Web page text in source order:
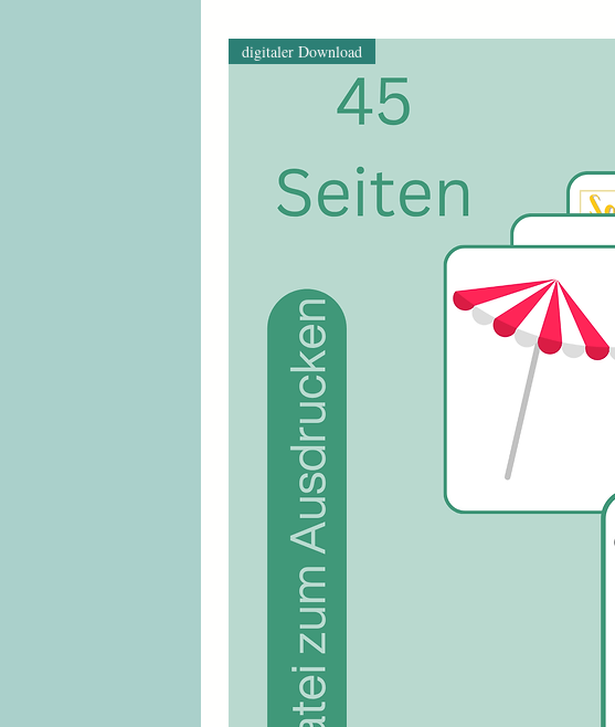
digitaler Download